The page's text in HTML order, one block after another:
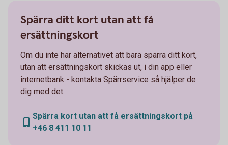
Spärra ditt kort utan att få
ersättningskort
Om du inte har alternativet att bara spärra ditt kort,
utan att ersättningskort skickas ut, i din app eller
internetbank - kontakta Spärrservice så hjälper de
dig med det.
Spärra kort utan att få ersättningskort på
+46 8 411 10 11